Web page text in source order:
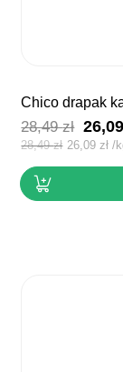
chico drapak
28,49zł
cena
28,49zł 26,09 zł /